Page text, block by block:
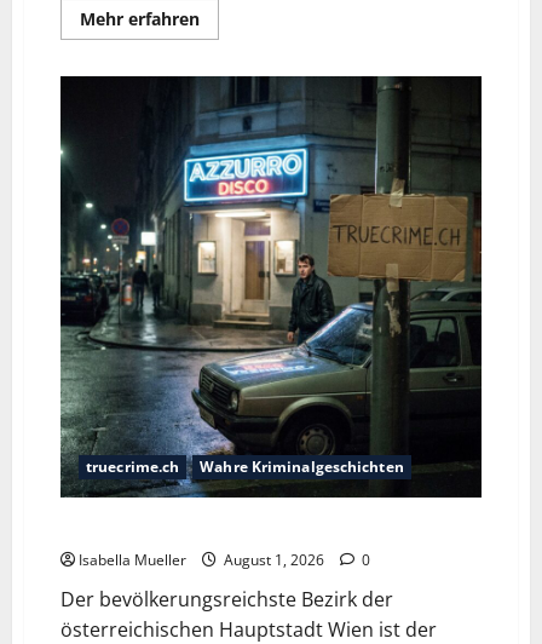
Mehr erfahren
truecrime.ch Wahre Kriminalgeschichten
Isabella Mueller August 1, 2026 0
Der bevölkerungsreichste Bezirk der
österreichischen Hauptstadt Wien ist der